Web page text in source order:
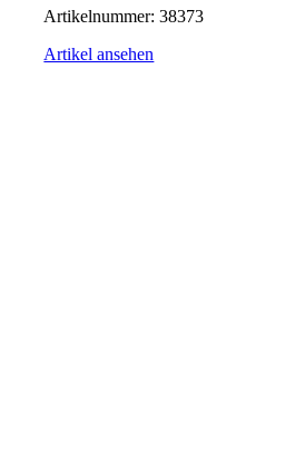
Artikelnummer:38373
Artikel ansehen